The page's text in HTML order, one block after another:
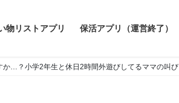
物リストアプリ 保活アプリ（運営終了）
か…？小学2年生と休日2時間外遊びしてるママの叫び